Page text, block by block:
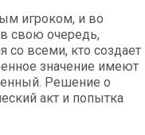
игроком, и во
свою очередь,
со всеми, кто создает
значение имеют
Решение о
акт и попытка